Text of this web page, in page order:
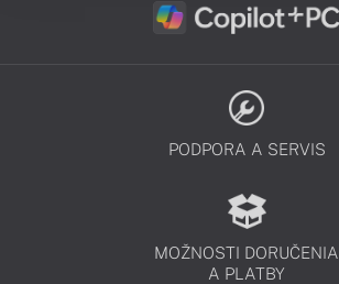
PODPORA A SERVIS
MOŽNOSTI DORUČENIA
A PLATBY